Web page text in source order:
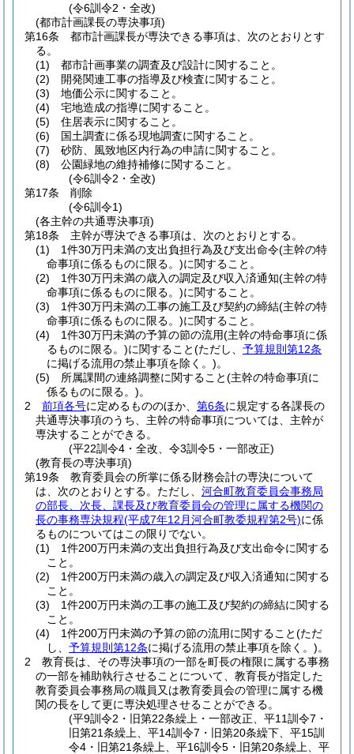
(令6訓令2・全改)
(都市計画課長の専決事項)
第16条
都市計画課長が専決できる事項は、次のとおりとす
る。
(1)
都市計画事業の調査及び設計に関すること。
(2)
開発関連工事の指導及び検査に関すること。
(3)
地価公示に関すること。
(4)
宅地造成の指導に関すること。
(5)
住居表示に関すること。
(6)
国土調査に係る現地調査に関すること。
(7)
砂防、風致地区内行為の申請に関すること。
(8)
公園緑地の維持補修に関すること。
(令6訓令2・全改)
第17条
削除
(令6訓令1)
(各主幹の共通専決事項)
第18条
主幹が専決できる事項は、次のとおりとする。
(1)
1件30万円未満の支出負担行為及び支出命令(主幹の特
命事項に係るものに限る。)に関すること。
(2)
1件30万円未満の歳入の調定及び収入済通知(主幹の特
命事項に係るものに限る。)に関すること。
(3)
1件30万円未満の工事の施工及び契約の締結(主幹の特
命事項に係るものに限る。)に関すること。
(4)
1件30万円未満の予算の節の流用(主幹の特命事項に係
るものに限る。)に関すること(ただし、 予算規則第12条
に掲げる流用の禁止事項を除く。)。
(5)
所属課間の連絡調整に関すること(主幹の特命事項に
係るものに限る。)。
2
前項各号に定めるもののほか、 第6条に規定する各課長の
共通専決事項のうち、主幹の特命事項については、主幹が
専決することができる。
(平22訓令4・全改、令3訓令5・一部改正)
(教育長の専決事項)
第19条
教育委員会の所掌に係る財務会計の専決について
は、次のとおりとする。 ただし、 河合町教育委員会事務局
の部長、次長、課長及び教育委員会の管理に属する機関の
長の事務専決規程(平成7年12月河合町教委規程第2号)に係
るものについてはこの限りでない。
(1)
1件200万円未満の支出負担行為及び支出命令に関する
こと。
(2)
1件200万円未満の歳入の調定及び収入済通知に関する
こと。
(3)
1件200万円未満の工事の施工及び契約の締結に関する
こと。
(4)
1件200万円未満の予算の節の流用に関すること(ただ
し、 予算規則第12条に掲げる流用の禁止事項を除く。)。
2
教育長は、その専決事項の一部を町長の権限に属する事務
の一部を補助執行させることについて、教育長が指定した
教育委員会事務局の職員又は教育委員会の管理に属する機
関の長をして更に専決処理させることができる。
(平9訓令2・旧第22条繰上・一部改正、平11訓令7・
旧第21条繰上、平14訓令7・旧第20条繰下、平15訓
令4・旧第21条繰上、平16訓令5・旧第20条繰上、平